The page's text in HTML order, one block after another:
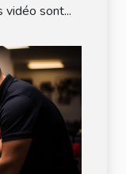
sont...